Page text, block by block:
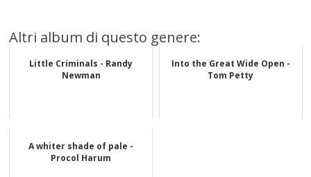
Altri album di questo genere:
Little Criminals - Randy
Newman
Into the Great Wide Open -
Tom Petty
A whiter shade of pale -
Procol Harum